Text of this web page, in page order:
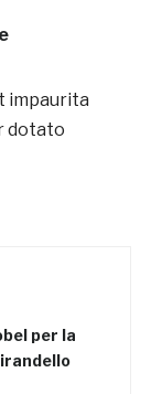
impaurita
dotato
per la